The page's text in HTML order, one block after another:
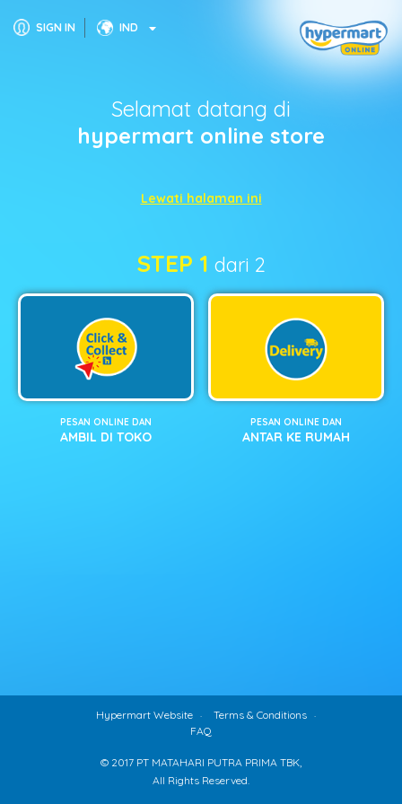
SIGN IN IND
Selamat datang di
hypermart online store
Lewati halaman ini
STEP 1 dari 2
PESAN ONLINE DAN
AMBIL DI TOKO
PESAN ONLINE DAN
ANTAR KE RUMAH
Hypermart Website
Terms & Conditions
FAQ
© 2017 PT MATAHARI PUTRA PRIMA TBK,
All Rights Reserved.